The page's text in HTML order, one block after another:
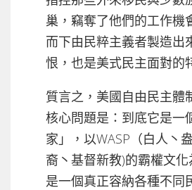
巢，竊奪了他們的工作機
而下由民粹主義者製造出
恨，也是美式民主面對的
質言之，美國自由民主體
核心問題是：到底它是一
家」，以WASP（白人丶
裔丶基督新教)的霸權文
是一個真正容納各種不同